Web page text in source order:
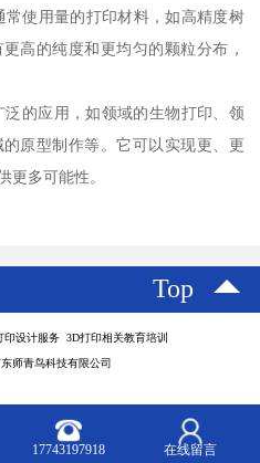
使用量的打印材料，如高精度树
高的纯度和更均匀的颗粒分布，
的应用，如领域的生物打印、领
原型制作等。它可以实现更、更
更多可能性。
Top
设计服务 3D打印相关教育培训
师青鸟科技有限公司
17743197918 在线留言